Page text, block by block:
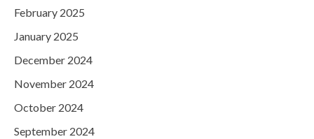
February 2025
January 2025
December 2024
November 2024
October 2024
September 2024